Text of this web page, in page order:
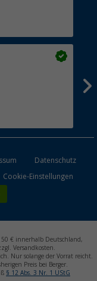
Datenschutz
Cookie-Einstellungen
50 € innerhalb Deutschland,
Versandkosten.
Nur solange der Vorrat reicht.
Preis bei Berger.
§ 12 Abs. 3 Nr. 1 UStG